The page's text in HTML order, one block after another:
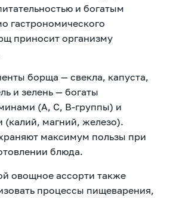
и богатым
гастрономического
приносит организму
борща — свекла, капуста,
и зелень — богаты
(A, C, B-группы) и
(калий, магний, железо).
максимум пользы при
блюда.
овощное ассорти также
процессы пищеварения,